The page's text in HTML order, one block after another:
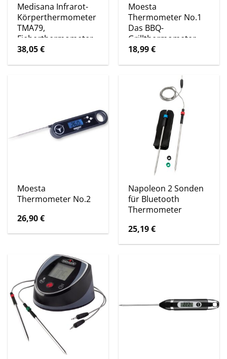
Medisana Infrarot-
Körperthermometer
TMA79,
Fieberthermometer
38,05€
Moesta
Thermometer No.1
Das BBQ-
Grillthermometer
18,99€
Moesta
Thermometer No.2
26,90€
Napoleon 2 Sonden
für Bluetooth
Thermometer
25,19€